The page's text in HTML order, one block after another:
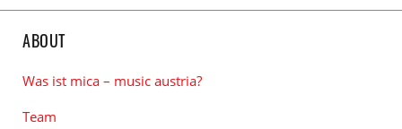
ABOUT
Was ist mica – music austria?
Team